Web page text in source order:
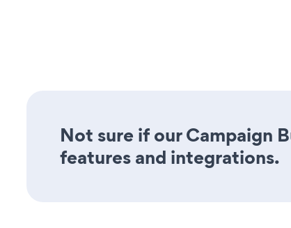
Not sure if our Campaign
features and integrations.